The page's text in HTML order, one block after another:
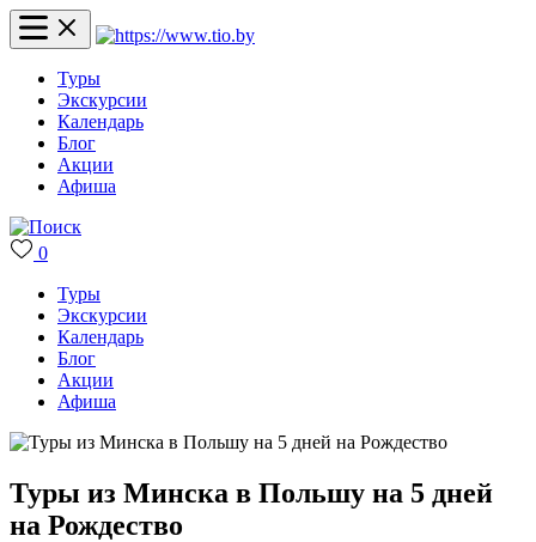
Туры
Экскурсии
Календарь
Блог
Акции
Афиша
0
Туры
Экскурсии
Календарь
Блог
Акции
Афиша
Туры из Минска в Польшу на 5 дней
на Рождество